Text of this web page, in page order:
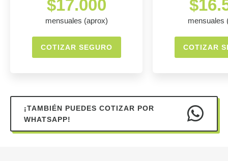
$17.000
mensuales (aprox)
COTIZAR SEGURO
mensuales
COTIZAR
¡TAMBIÉN PUEDES COTIZAR POR
WHATSAPP!